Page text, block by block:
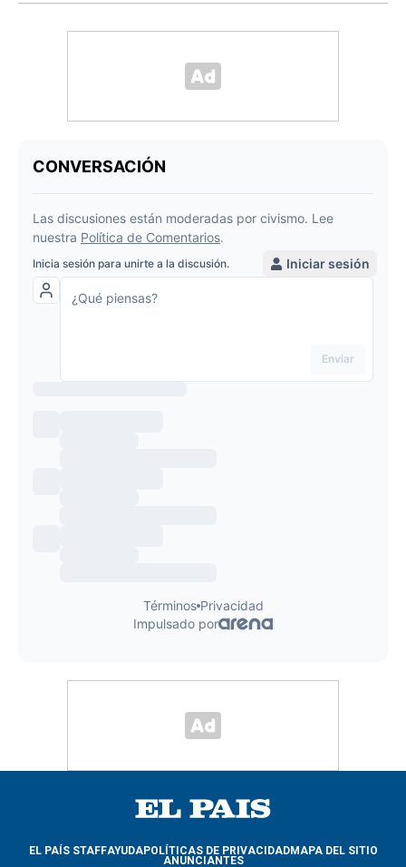
EL PAÍS STAFFAYUDAPOLÍTICAS DE PRIVACIDADMAPA DEL SITIO
ANUNCIANTES